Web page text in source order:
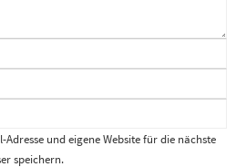
Adresse und eigene Website für die nächste
speichern.